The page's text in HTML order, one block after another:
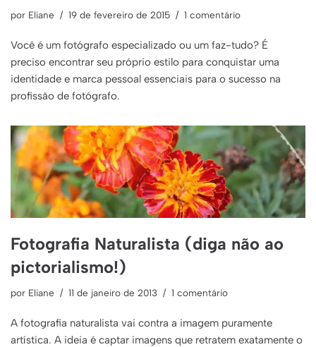
por Eliane 19 de fevereiro de 2015 1 comentário
Você é um fotógrafo especializado ou um faz-tudo? É
preciso encontrar seu próprio estilo para conquistar uma
identidade e marca pessoal essenciais para o sucesso na
profissão de fotógrafo.
Fotografia Naturalista (diga não ao
pictorialismo!)
por Eliane 11 de janeiro de 2013 1 comentário
A fotografia naturalista vai contra a imagem puramente
artística. A ideia é captar imagens que retratem exatamente o